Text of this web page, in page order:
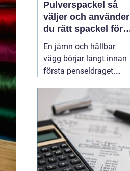
Pulverspackel så
väljer och använder
du rätt spackel för
släta ytor
En jämn och hållbar
vägg börjar långt innan
första penseldraget.
en avgörande roll för
slutresultatet, både när
det gäller utseende och
livslängd. Många
yrkesmålare och
avancerade gör-det-
självare06 augusti 2026